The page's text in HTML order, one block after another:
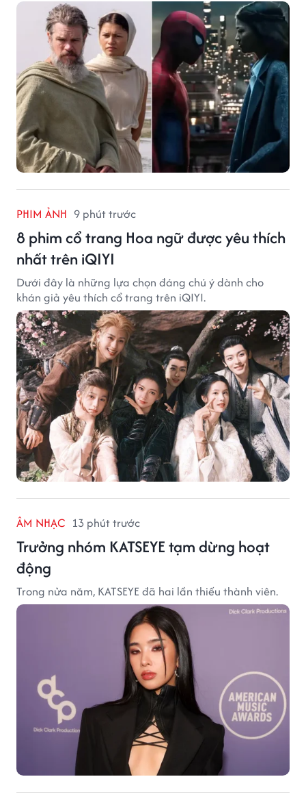
PHIM ẢNH 9 phút trước
8 phim cổ trang Hoa ngữ được yêu thích
nhất trên iQIYI
Dưới đây là những lựa chọn đáng chú ý dành cho
khán giả yêu thích cổ trang trên iQIYI.
ÂM NHẠC 13 phút trước
Trưởng nhóm KATSEYE tạm dừng hoạt
động
Trong nửa năm, KATSEYE đã hai lần thiếu thành viên.